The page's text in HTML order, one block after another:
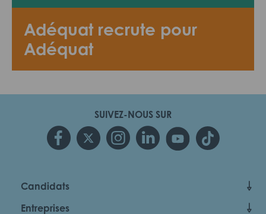
Adéquat recrute pour
Adéquat
SUIVEZ-NOUS SUR
Candidats
Entreprises